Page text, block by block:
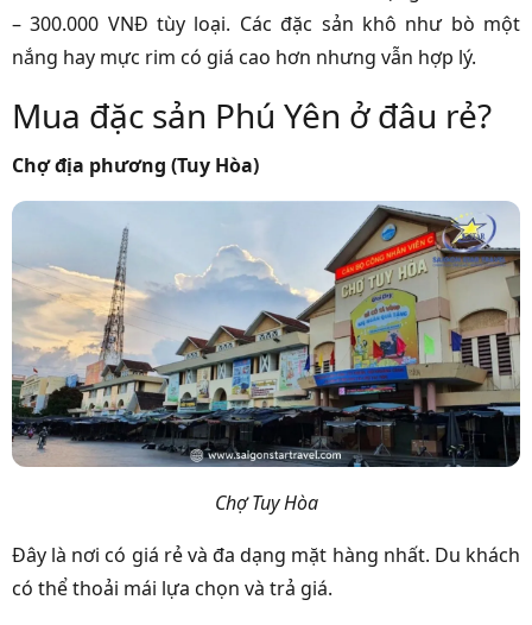
– 300.000 VNĐ tùy loại. Các đặc sản khô như bò một
nắng hay mực rim có giá cao hơn nhưng vẫn hợp lý.
Mua đặc sản Phú Yên ở đâu rẻ?
Chợ địa phương (Tuy Hòa)
Chợ Tuy Hòa
Đây là nơi có giá rẻ và đa dạng mặt hàng nhất. Du khách
có thể thoải mái lựa chọn và trả giá.